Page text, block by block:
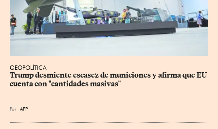
GEOPOLÍTICA
Trump desmiente escasez de municiones y afirma que EU
cuenta con "cantidades masivas"
Por AFP